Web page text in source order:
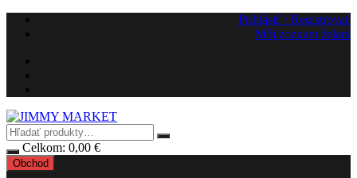
Preskočiť
Prihlásiť / Registrovať
Môj zoznam želaní
Celkom: 0,00 €
Obchod